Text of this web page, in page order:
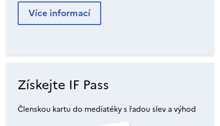
Více informací
Získejte IF Pass
Členskou kartu do mediatéky s řadou slev a výhod